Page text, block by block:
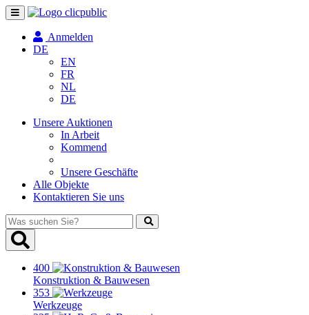
Navigation
umschalten
Anmelden
DE
EN
FR
NL
DE
Unsere Auktionen
In Arbeit
Kommend
Unsere Geschäfte
Alle Objekte
Kontaktieren Sie uns
Was
suchen
Sie?
400
Konstruktion & Bauwesen
353
Werkzeuge